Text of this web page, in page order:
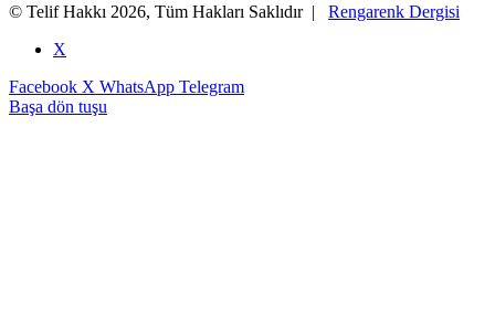
© Telif Hakkı 2026, Tüm Hakları Saklıdır | Rengarenk Dergisi
X
Facebook X WhatsApp Telegram
Başa dön tuşu